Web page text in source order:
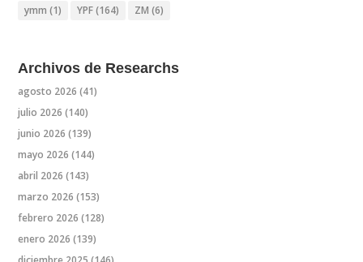
ymm (1) YPF(164) ZM (6)
Archivos de Researchs
agosto 2026 (41)
julio 2026 (140)
junio 2026 (139)
mayo 2026 (144)
abril 2026 (143)
marzo 2026 (153)
febrero 2026 (128)
enero 2026 (139)